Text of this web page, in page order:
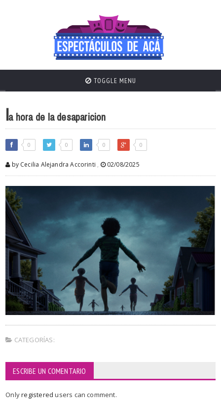
TOGGLE MENU
la hora de la desaparicion
0 0 0 0
by Cecilia Alejandra Accorinti , 02/08/2025
CATEGORÍAS:
ESCRIBE UN COMENTARIO
Onlyregisteredusers can comment.